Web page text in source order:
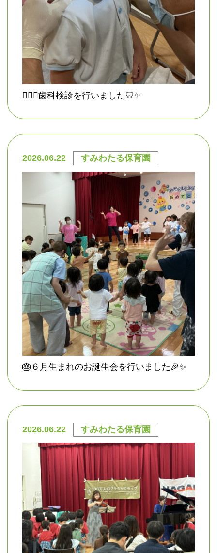
👨🏻‍⚕️歯科検診を行いました🦷✨
2026.06.22 すみわたる保育園
🎂６月生まれのお誕生会を行いました🎉✨
2026.06.22 すみわたる保育園